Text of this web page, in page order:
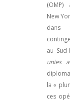
New
dans
au
unies
la «
ces